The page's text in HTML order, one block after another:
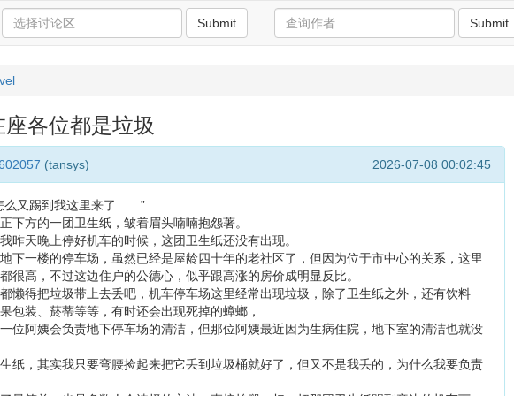
Submit Submit
各位都是垃圾
(tansys) 2026-07-08 00:02:45
么又踢到我这里来了……”
下方的一团卫生纸，皱着眉头喃喃抱怨著。
昨天晚上停好机车的时候，这团卫生纸还没有出现。
下一楼的停车场，虽然已经是屋龄四十年的老社区了，但因为位于市中心的关系，这里
很高，不过这边住户的公德心，似乎跟高涨的房价成明显反比。
懒得把垃圾带上去丢吧，机车停车场这里经常出现垃圾，除了卫生纸之外，还有饮料
包装、菸蒂等等，有时还会出现死掉的蟑螂，
位阿姨会负责地下停车场的清洁，但那位阿姨最近因为生病住院，地下室的清洁也就没
纸，其实我只要弯腰捡起来把它丢到垃圾桶就好了，但又不是我丢的，为什么我要负责